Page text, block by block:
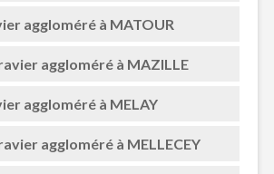
aggloméré à MATOUR
aggloméré à MAZILLE
aggloméré à MELAY
aggloméré à MELLECEY